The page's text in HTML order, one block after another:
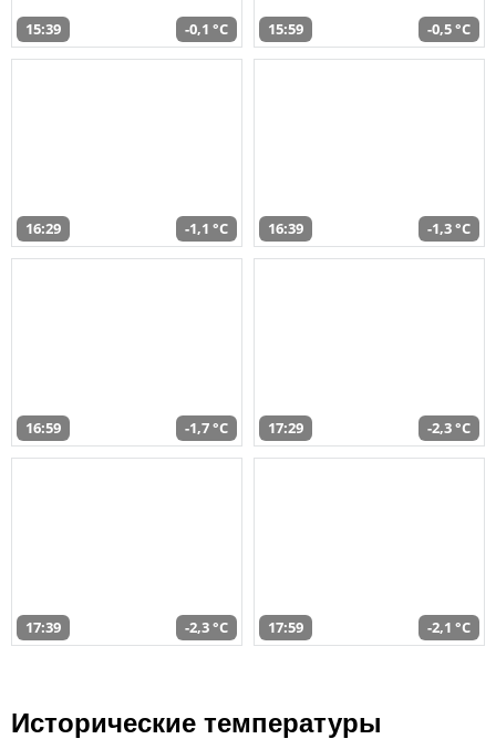
15:39 -0,1 °C 15:59 -0,5 °C
16:29 -1,1 °C 16:39 -1,3 °C
16:59 -1,7 °C 17:29 -2,3 °C
17:39 -2,3 °C 17:59 -2,1 °C
Исторические температуры